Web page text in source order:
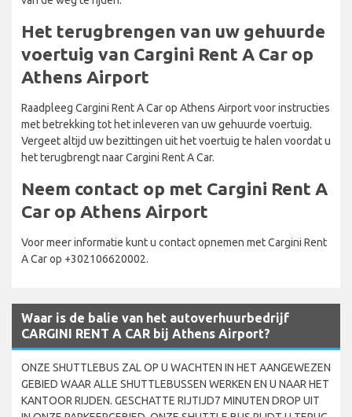
Het terugbrengen van uw gehuurde
voertuig van Cargini Rent A Car op
Athens Airport
Raadpleeg Cargini Rent A Car op Athens Airport voor instructies
met betrekking tot het inleveren van uw gehuurde voertuig.
Vergeet altijd uw bezittingen uit het voertuig te halen voordat u
het terugbrengt naar Cargini Rent A Car.
Neem contact op met Cargini Rent A
Car op Athens Airport
Voor meer informatie kunt u contact opnemen met Cargini Rent
A Car op +302106620002.
Waar is de balie van het autoverhuurbedrijf
CARGINI RENT A CAR bij Athens Airport?
ONZE SHUTTLEBUS ZAL OP U WACHTEN IN HET AANGEWEZEN
GEBIED WAAR ALLE SHUTTLEBUSSEN WERKEN EN U NAAR HET
KANTOOR RIJDEN. GESCHATTE RIJTIJD7 MINUTEN DROP UIT